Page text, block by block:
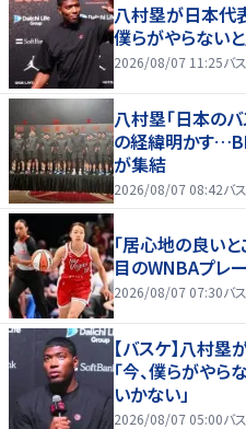
八村塁が日本代
僕らがやらない
2026/08/07 11:25バ
八村塁「日本の
の経緯明かす
が集結
2026/08/07 08:42バ
「居心地の良い
目のWNBAプレ
2026/08/07 07:30バ
【バスケ】八村
「今、僕らがや
いかない」
2026/08/07 05:00バ